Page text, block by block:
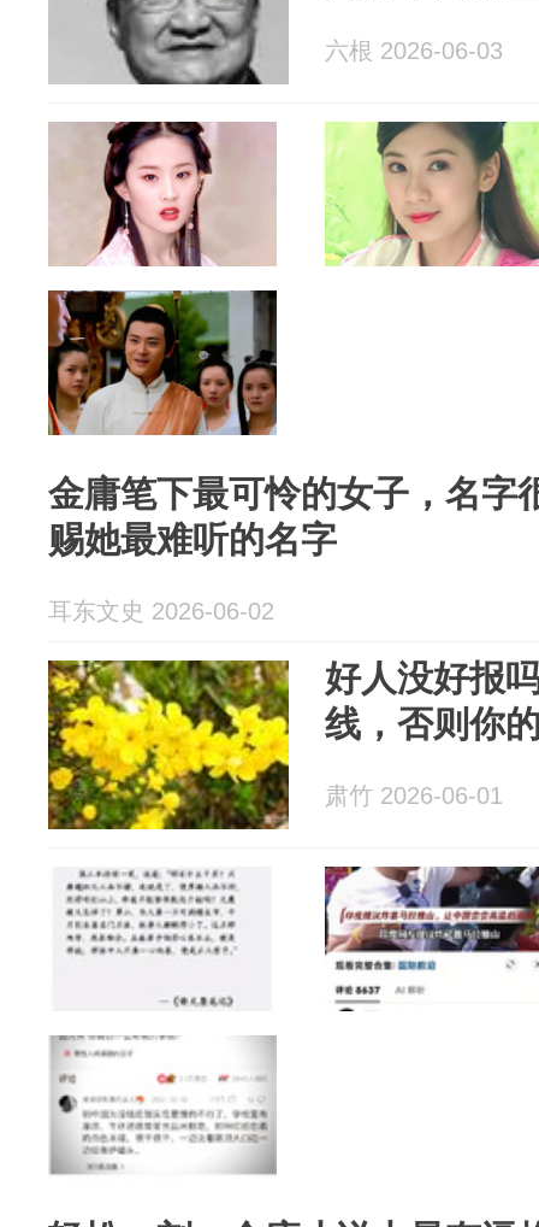
六根 2026-06-03
金庸笔下最可怜的女子，名字
赐她最难听的名字
耳东文史 2026-06-02
好人没好报
线，否则你
肃竹 2026-06-01